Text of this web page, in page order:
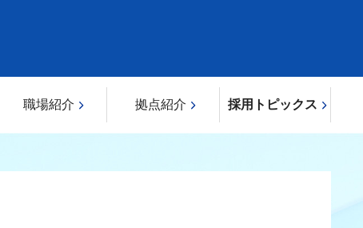
職場紹介 拠点紹介 採用トピックス